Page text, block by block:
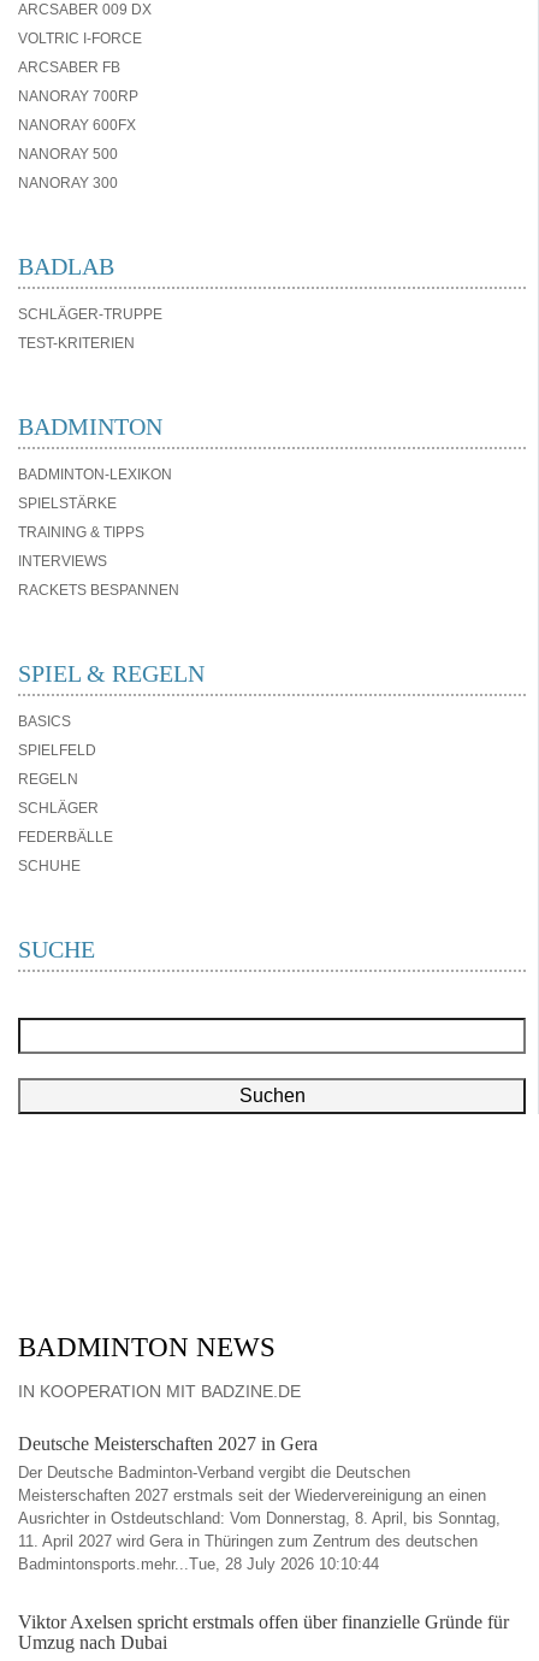
ARCSABER 009 DX
VOLTRIC I-FORCE
ARCSABER FB
NANORAY 700RP
NANORAY 600FX
NANORAY 500
NANORAY 300
BADLAB
SCHLÄGER-TRUPPE
TEST-KRITERIEN
BADMINTON
BADMINTON-LEXIKON
SPIELSTÄRKE
TRAINING & TIPPS
INTERVIEWS
RACKETS BESPANNEN
SPIEL & REGELN
BASICS
SPIELFELD
REGELN
SCHLÄGER
FEDERBÄLLE
SCHUHE
SUCHE
Suchen
BADMINTON NEWS
IN KOOPERATION MIT BADZINE.DE
Deutsche Meisterschaften 2027 in Gera
Der Deutsche Badminton-Verband vergibt die Deutschen
Meisterschaften 2027 erstmals seit der Wiedervereinigung an einen
Ausrichter in Ostdeutschland: Vom Donnerstag, 8. April, bis Sonntag,
11. April 2027 wird Gera in Thüringen zum Zentrum des deutschen
Badmintonsports.mehr...Tue, 28 July 2026 10:10:44
Viktor Axelsen spricht erstmals offen über finanzielle Gründe für
Umzug nach Dubai